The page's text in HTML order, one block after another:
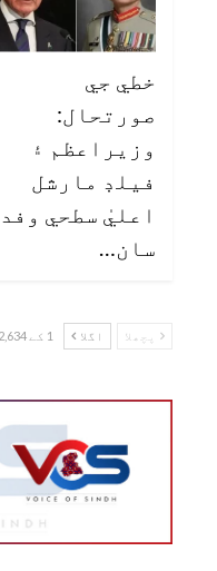
خطي جي
صورتحال:
وزيراعظم ۽
فيلڊ مارشل
اعليٰ سطحي وفد
سان…
پچھلا اگلا 1 کے 2,634